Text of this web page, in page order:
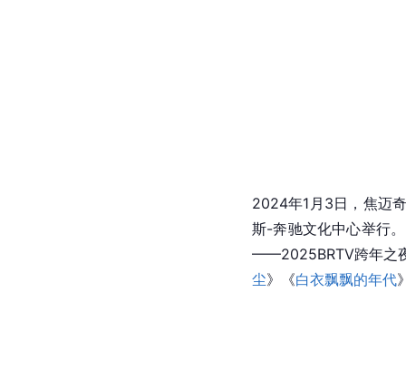
2024年1月3日，焦迈
斯-奔驰文化中心举行。
——2025BRTV跨年之
尘》《白衣飘飘的年代